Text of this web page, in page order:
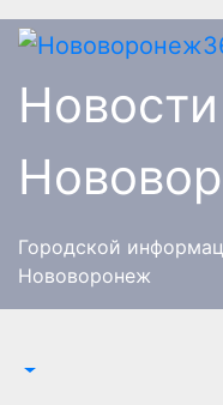
Перейти
Новости
Городской
Нововоронеж